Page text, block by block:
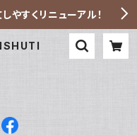
やすくリニューアル！